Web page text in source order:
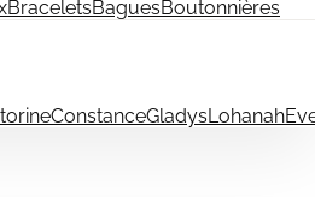
BraceletsBaguesBoutonnières
ConstanceGladysLohanah